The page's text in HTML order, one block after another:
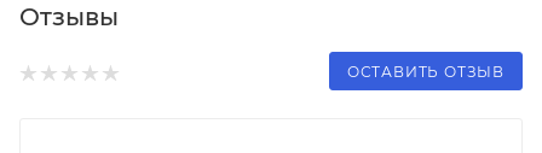
Отзывы
ОСТАВИТЬ ОТЗЫВ